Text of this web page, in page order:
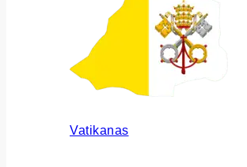
Vatikanas